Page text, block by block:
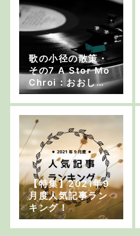
歌の小径の散策・
その7 A Stor Mo
Chroi：おおしま
ゆたか
【特集】2021年9
月度人気記事ラン
キング！